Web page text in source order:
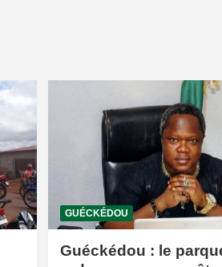
GUÉCKÉDOU
Guéckédou : le